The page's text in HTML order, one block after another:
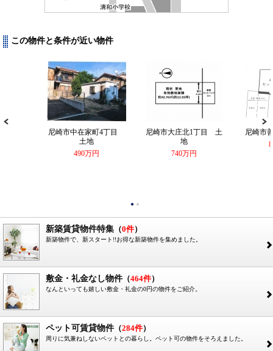
この物件と条件が近い物件
尼崎市中在家町4丁目
土地
490万円
尼崎市大庄北1丁目 土
地
740万円
尼崎市
● ●
新築賃貸物件特集 （0件）
新築物件で、新スタート!!お得な新築物件を集めました。
2
敷金・礼金なし物件（464件）
なんといっても嬉しい敷金・礼金の0円の物件をご紹介。
2
ペット可賃貸物件（284件）
周りに気兼ねしないペットとの暮らし。ペット可の物件をそろえました。
2